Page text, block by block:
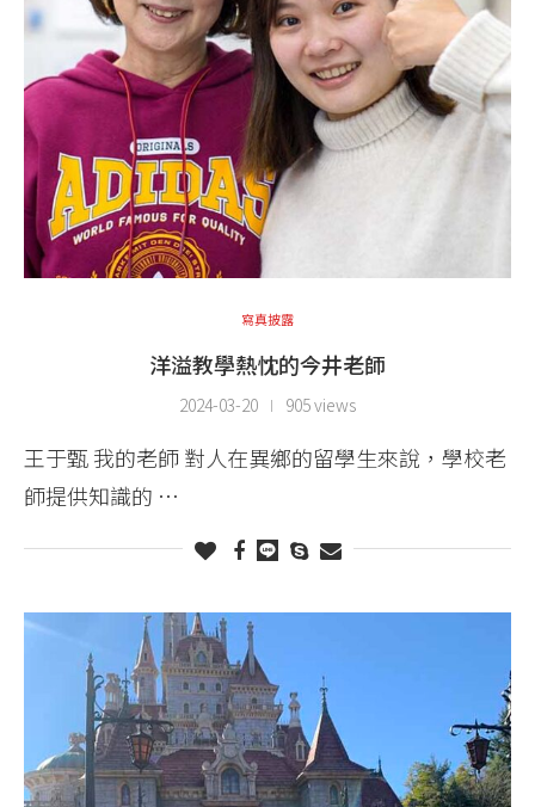
寫真披露
洋溢教學熱忱的今井老師
2024-03-20 905 views
王于甄 我的老師 對人在異鄉的留學生來說，學校老
師提供知識的 …